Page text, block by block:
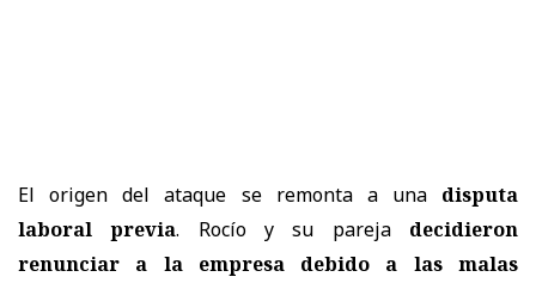
El origen del ataque se remonta a una disputa
laboral previa. Rocío y su parejadecidieron
renunciar a la empresa debido a las malas